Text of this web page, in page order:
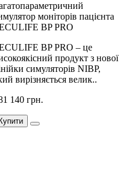
моніторів пацієнта
BP PRO
BP PRO – це
продукт з нової
симуляторів NIBP,
вирізняється велик..
140 грн.
Купити